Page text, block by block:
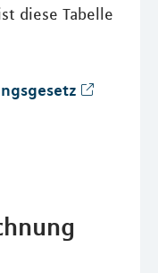
diese Tabelle